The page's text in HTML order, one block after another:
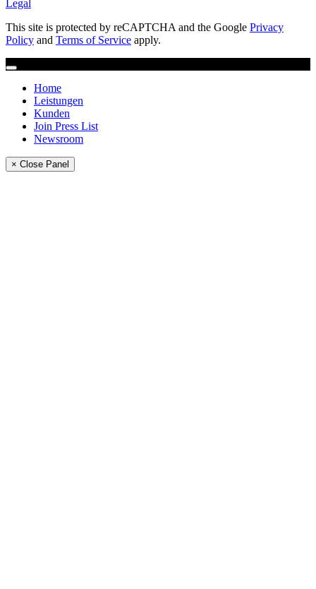
Legal
This site is protected by reCAPTCHA and the Google Privacy
Policy and Terms of Service apply.
Home
Leistungen
Kunden
Join Press List
Newsroom
× Close Panel